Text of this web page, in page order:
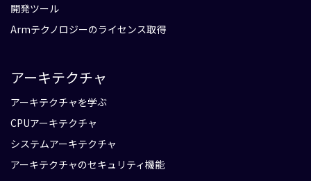
開発ツール
Armテクノロジーのライセンス取得
アーキテクチャ
アーキテクチャを学ぶ
CPUアーキテクチャ
システムアーキテクチャ
アーキテクチャのセキュリティ機能